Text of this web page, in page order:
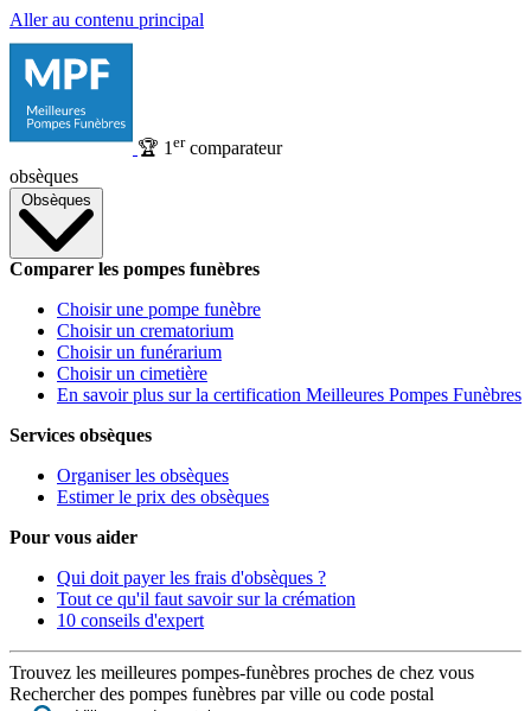
Aller au contenu principal
🏆 1 ercomparateur
obsèques
Obsèques
Comparer les pompes funèbres
Choisir une pompe funèbre
Choisir un crematorium
Choisir un funérarium
Choisir un cimetière
En savoir plus sur la certification Meilleures Pompes Funèbres
Services obsèques
Organiser les obsèques
Estimer le prix des obsèques
Pour vous aider
Qui doit payer les frais d'obsèques ?
Tout ce qu'il faut savoir sur la crémation
10 conseils d'expert
Trouvez les meilleures pompes-funèbres proches de chez vous
Rechercher des pompes funèbres par ville ou code postal